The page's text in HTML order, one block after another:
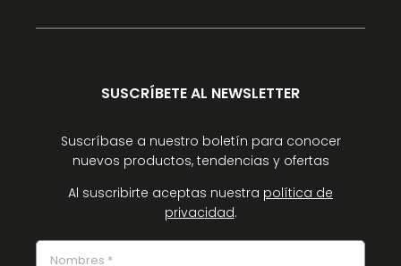
SUSCRÍBETE AL NEWSLETTER
Suscríbase a nuestro boletín para conocer
nuevos productos, tendencias y ofertas
Al suscribirte aceptas nuestra política de
privacidad.